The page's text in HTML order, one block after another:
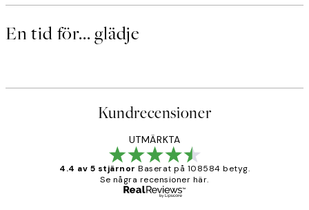
En tid för... glädje
Kundrecensioner
UTMÄRKTA
4.4 av 5 stjärnor Baserat på 108584 betyg.
Se några recensioner här.